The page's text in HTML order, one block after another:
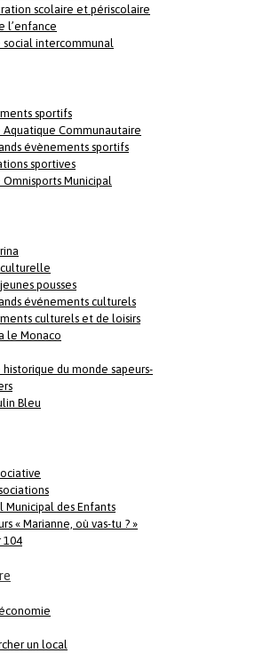
scolaire et périscolaire
l’enfance
social intercommunal
sportifs
Aquatique Communautaire
évènements sportifs
sportives
Municipal
culturelle
pousses
événements culturels
culturels et de loisirs
le Monaco
du monde sapeurs-
Bleu
Municipal des Enfants
« Marianne, où vas-tu ? »
104
un local